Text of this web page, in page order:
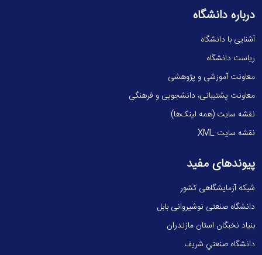
درباره دانشگاه
آشنایی با دانشگاه
ریاست دانشگاه
معاونت آموزشی و پژوهشی
معاونت پشتیبانی، دانشجویی و فرهنگی
نقشه سایت (همه لینک‌ها)
نقشه سایت XML
پیوندهای مفید
شبکه آزمایشگاهی کشور
دانشگاه صنعتی نوشیروانی بابل
بنیاد نخبگان استان مازندران
دانشگاه صنعتي شريف